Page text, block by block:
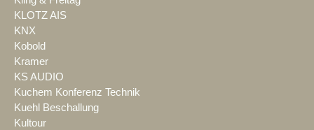
KLOTZ AIS
KNX
Kobold
Kramer
KS AUDIO
Kuchem Konferenz Technik
Kuehl Beschallung
Kultour